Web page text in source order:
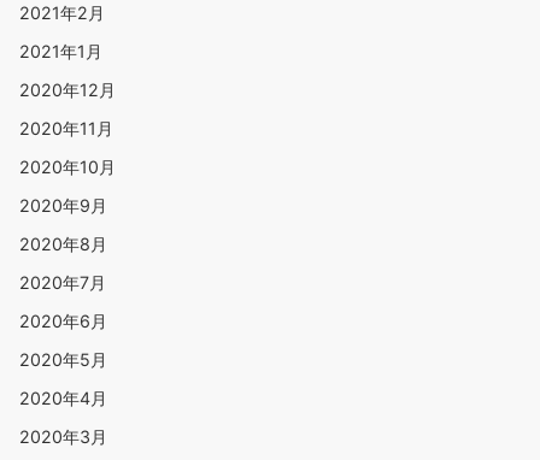
2021年2月
2021年1月
2020年12月
2020年11月
2020年10月
2020年9月
2020年8月
2020年7月
2020年6月
2020年5月
2020年4月
2020年3月